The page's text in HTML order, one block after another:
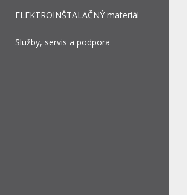
ELEKTROINŠTALAČNÝ materiál
Služby, servis a podpora